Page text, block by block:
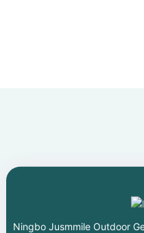
Ningbo Jusmmile Outdoor